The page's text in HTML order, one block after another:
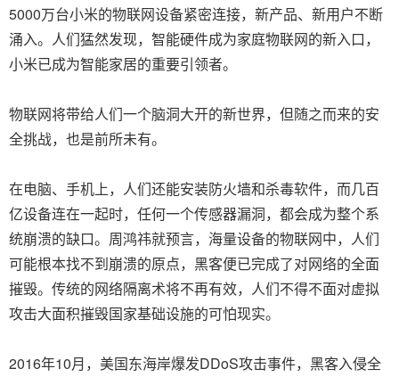
5000万台小米的物联网设备紧密连接，新产品、新用户不断
涌入。人们猛然发现，智能硬件成为家庭物联网的新入口，
小米已成为智能家居的重要引领者。
物联网将带给人们一个脑洞大开的新世界，但随之而来的安
全挑战，也是前所未有。
在电脑、手机上，人们还能安装防火墙和杀毒软件，而几百
亿设备连在一起时，任何一个传感器漏洞，都会成为整个系
统崩溃的缺口。周鸿祎就预言，海量设备的物联网中，人们
可能根本找不到崩溃的原点，黑客便已完成了对网络的全面
摧毁。传统的网络隔离术将不再有效，人们不得不面对虚拟
攻击大面积摧毁国家基础设施的可怕现实。
2016年10月，美国东海岸爆发DDoS攻击事件，黑客入侵全